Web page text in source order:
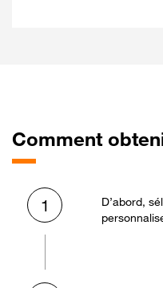
Comment
1
D’abord,